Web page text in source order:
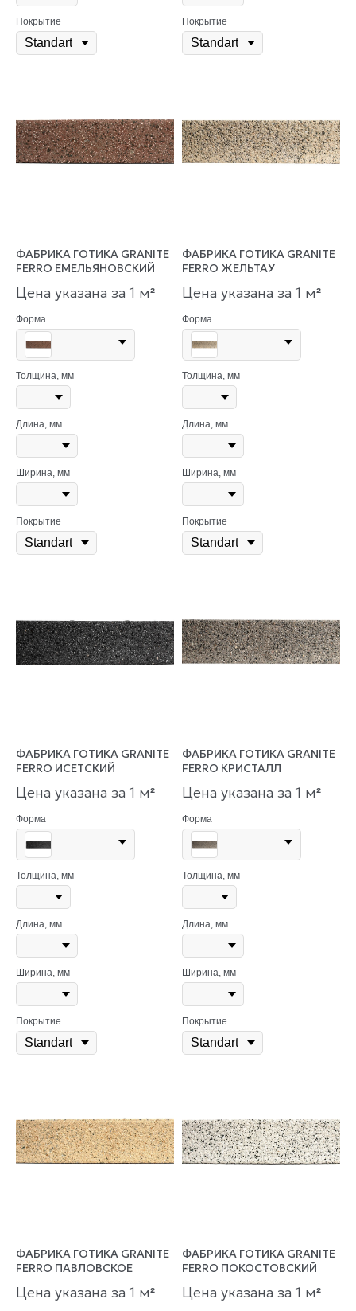
Покрытие Покрытие
ФАБРИКА ГОТИКА GRANITE
FERRO ЕМЕЛЬЯНОВСКИЙ
Цена указана за 1 м²
Форма
Толщина, мм
Длина, мм
Ширина, мм
Покрытие
ФАБРИКА ГОТИКА GRANITE
FERRO ЖЕЛЬТАУ
Цена указана за 1 м²
Форма
Толщина, мм
Длина, мм
Ширина, мм
Покрытие
ФАБРИКА ГОТИКА GRANITE
FERRO ИСЕТСКИЙ
Цена указана за 1 м²
Форма
Толщина, мм
Длина, мм
Ширина, мм
Покрытие
ФАБРИКА ГОТИКА GRANITE
FERRO КРИСТАЛЛ
Цена указана за 1 м²
Форма
Толщина, мм
Длина, мм
Ширина, мм
Покрытие
ФАБРИКА ГОТИКА GRANITE
FERRO ПАВЛОВСКОЕ
Цена указана за 1 м²
ФАБРИКА ГОТИКА GRANITE
FERRO ПОКОСТОВСКИЙ
Цена указана за 1 м²